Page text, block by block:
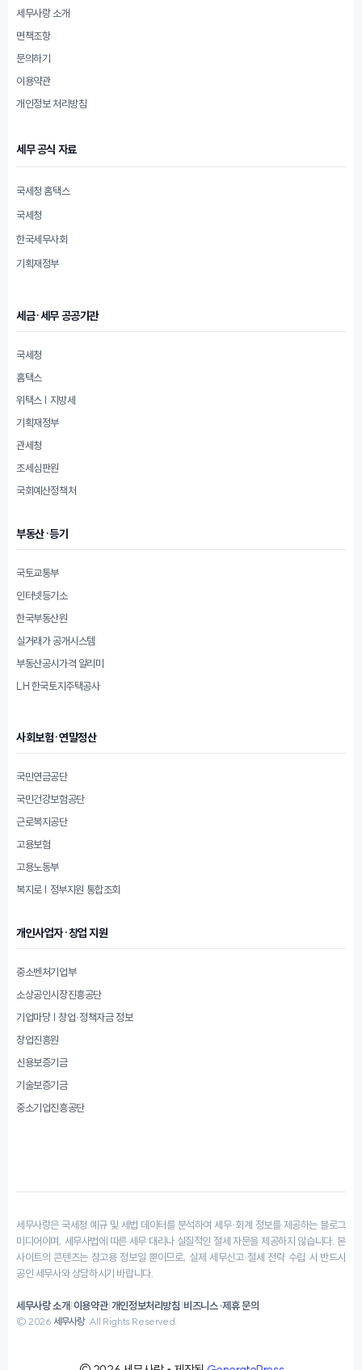
세무사랑 소개
면책조항
문의하기
이용약관
개인정보 처리방침
세무 공식 자료
국세청 홈택스
국세청
한국세무사회
기획재정부
세금·세무 공공기관
국세청
홈택스
위택스 | 지방세
기획재정부
관세청
조세심판원
국회예산정책처
부동산·등기
국토교통부
인터넷등기소
한국부동산원
실거래가 공개시스템
부동산공시가격 알리미
LH 한국토지주택공사
사회보험·연말정산
국민연금공단
국민건강보험공단
근로복지공단
고용보험
고용노동부
복지로 | 정부지원 통합조회
개인사업자·창업 지원
중소벤처기업부
소상공인시장진흥공단
기업마당 | 창업·정책자금 정보
창업진흥원
신용보증기금
기술보증기금
중소기업진흥공단
세무사랑은 국세청 예규 및 세법 데이터를 분석하여 세무·회계 정보를 제공하는 블로그
미디어이며, 세무사법에 따른 세무 대리나 실질적인 절세 자문을 제공하지 않습니다. 본
사이트의 콘텐츠는 참고용 정보일 뿐이므로, 실제 세무신고·절세 전략 수립 시 반드시
공인 세무사와 상담하시기 바랍니다.
세무사랑 소개|이용약관|개인정보처리방침|비즈니스·제휴 문의
© 2026 세무사랑. All Rights Reserved.